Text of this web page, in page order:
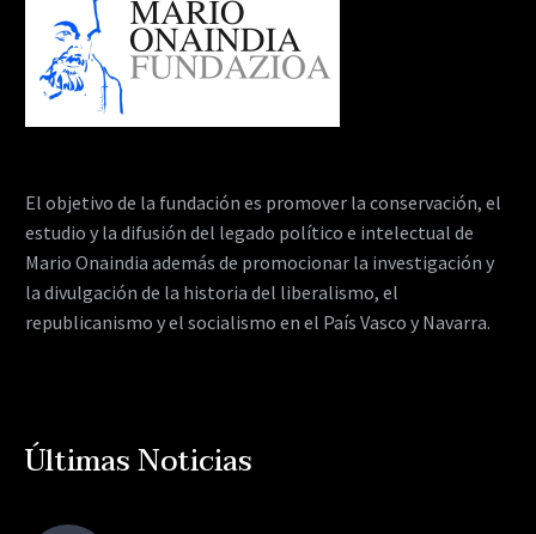
El objetivo de la fundación es promover la conservación, el
estudio y la difusión del legado político e intelectual de
Mario Onaindia además de promocionar la investigación y
la divulgación de la historia del liberalismo, el
republicanismo y el socialismo en el País Vasco y Navarra.
Últimas Noticias